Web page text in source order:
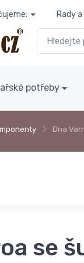
Rady
potřeby
Dna
se